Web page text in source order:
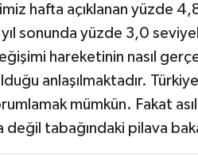
hafta açıklanan yüzde
yıl sonunda yüzde 3,0
hareketinin nasıl
anlaşılmaktadır.
mümkün. Fakat
tabağındaki pilava